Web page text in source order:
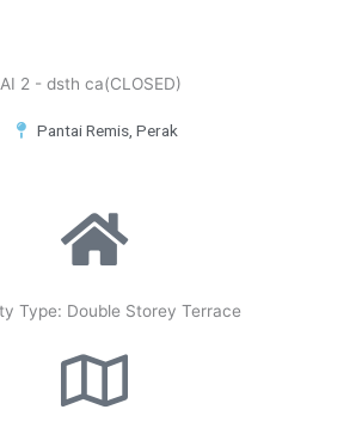
2 - dsth ca(CLOSED)
Pantai Remis, Perak
Type: Double Storey Terrace